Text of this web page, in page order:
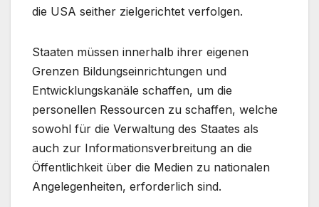
die USA seither zielgerichtet verfolgen.
Staaten müssen innerhalb ihrer eigenen
Grenzen Bildungseinrichtungen und
Entwicklungskanäle schaffen, um die
personellen Ressourcen zu schaffen, welche
sowohl für die Verwaltung des Staates als
auch zur Informationsverbreitung an die
Öffentlichkeit über die Medien zu nationalen
Angelegenheiten, erforderlich sind.